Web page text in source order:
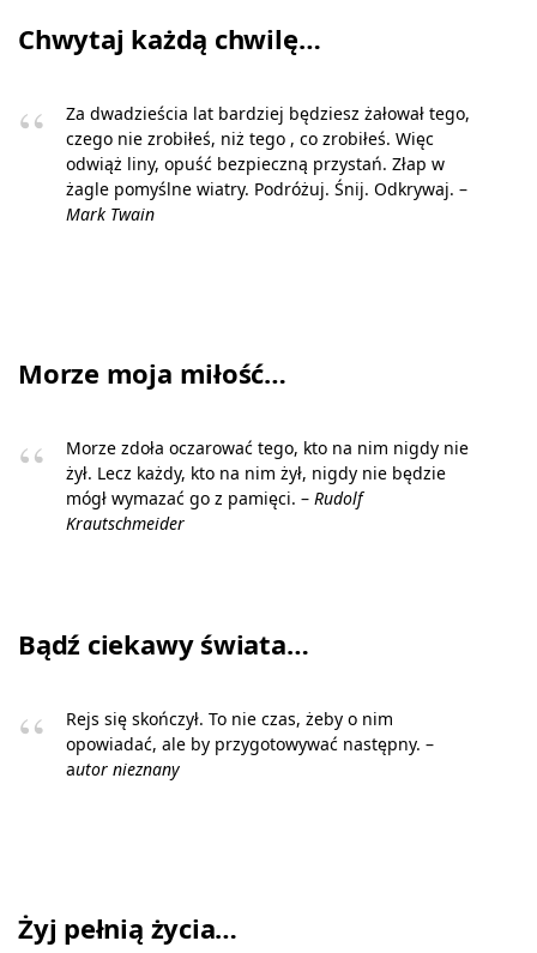
Chwytaj każdą chwilę…
Za dwadzieścia lat bardziej będziesz żałował tego,
czego nie zrobiłeś, niż tego , co zrobiłeś. Więc
odwiąż liny, opuść bezpieczną przystań. Złap w
żagle pomyślne wiatry. Podróżuj. Śnij. Odkrywaj. –
Mark Twain
Morze moja miłość…
Morze zdoła oczarować tego, kto na nim nigdy nie
żył. Lecz każdy, kto na nim żył, nigdy nie będzie
mógł wymazać go z pamięci. – Rudolf
Krautschmeider
Bądź ciekawy świata…
Rejs się skończył. To nie czas, żeby o nim
opowiadać, ale by przygotowywać następny. –
autor nieznany
Żyj pełnią życia…